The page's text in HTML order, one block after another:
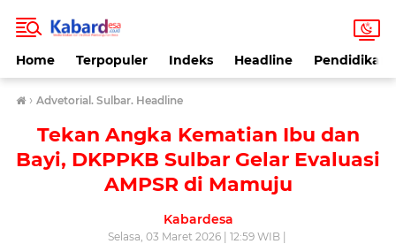
Home Terpopuler Indeks Headline Pendidikan
› Advetorial. Sulbar. Headline
Tekan Angka Kematian Ibu dan
Bayi, DKPPKB Sulbar Gelar Evaluasi
AMPSR di Mamuju
Kabardesa
Selasa, 03 Maret 2026 | 12:59 WIB |